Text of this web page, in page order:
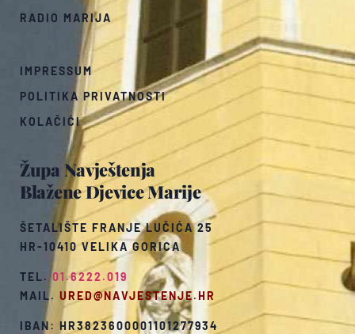
Župa Navještenja
Blažene Djevice Marije
ŠETALIŠTE FRANJE LUČIĆA 25
HR-10410 VELIKA GORICA
TEL.01.6222.019
MAIL. URED@NAVJESTENJE.HR
IBAN: HR3823600001101277934
RADIO MARIJA
IMPRESSUM
POLITIKA PRIVATNOSTI
KOLAČIĆI